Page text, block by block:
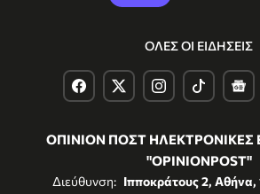
ΟΛΕΣ ΟΙ ΕΙΔΗΣΕΙΣ
ΟΠΙΝΙΟΝ ΠΟΣΤ ΗΛΕΚΤΡΟΝΙΚΕΣ
"OPINIONPOST"
Διεύθυνση: Ιπποκράτους 2,